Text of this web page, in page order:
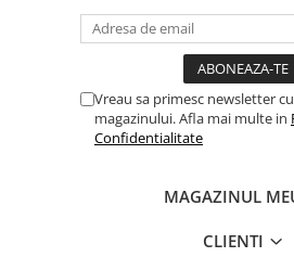
* Caracteristici:Antistatic,
întreținut* Suport:Anti-alunecare*
Aspirare,
chimică (fără înălbitori)
Vreau sa primesc newsletter
magazinului. Afla mai multe in
Confidentialitate
MAGAZINUL
CLIENTI